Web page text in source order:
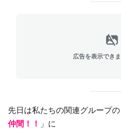
広告を表示でき
先日は私たちの関連グループ
仲間！！
」 に